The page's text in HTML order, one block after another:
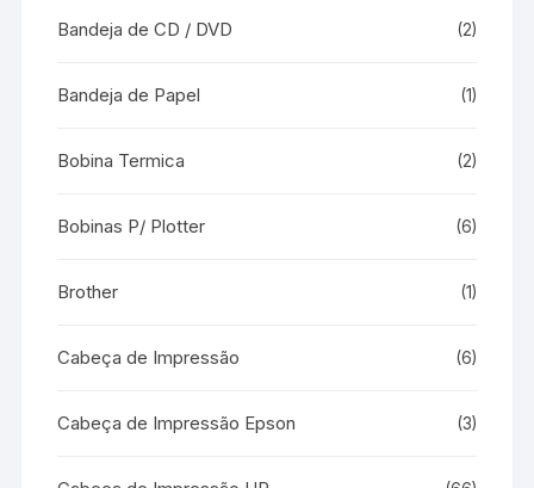
Bandeja de CD / DVD (2)
Bandeja de Papel (1)
Bobina Termica (2)
Bobinas P/ Plotter (6)
Brother (1)
Cabeça de Impressão (6)
Cabeça de Impressão Epson (3)